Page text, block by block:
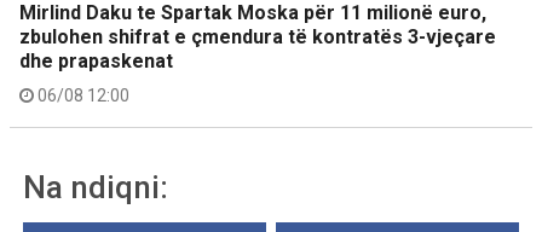
Mirlind Daku te Spartak Moska për 11 milionë euro,
zbulohen shifrat e çmendura të kontratës 3-vjeçare
dhe prapaskenat
06/08 12:00
Na ndiqni: